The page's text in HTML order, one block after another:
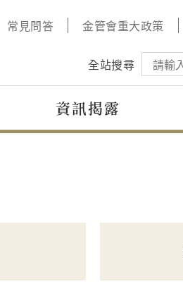
常見問答 金管會重大政策
全站搜尋
資訊揭露